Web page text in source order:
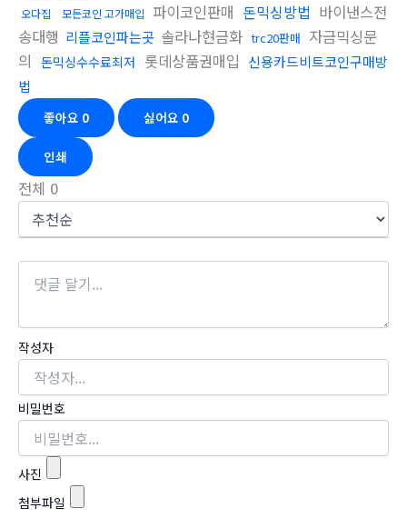
오다집 모든코인 고가매입 파이코인판매 돈믹싱방법 바이낸스전
송대행 리플코인파는곳 솔라나현금화 trc20판매 자금믹싱문
의 돈믹싱수수료최저 롯데상품권매입 신용카드비트코인구매방
법
좋아요 0 싫어요 0
인쇄
전체 0
작성자
비밀번호
사진
첨부파일